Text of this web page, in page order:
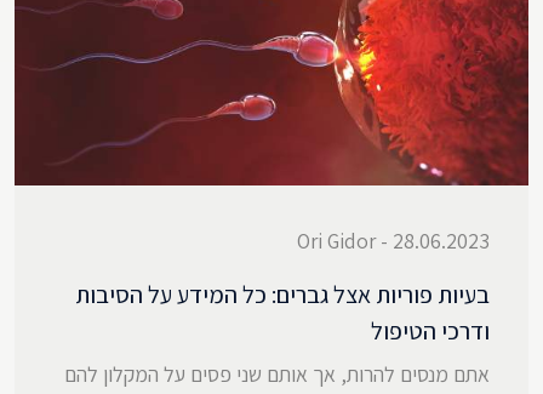
28.06.2023 - Ori Gidor
בעיות פוריות אצל גברים: כל המידע על הסיבות
ודרכי הטיפול
אתם מנסים להרות, אך אותם שני פסים על המקלון להם